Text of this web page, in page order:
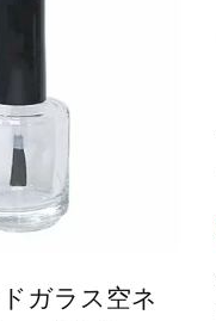
ガラス空ネ